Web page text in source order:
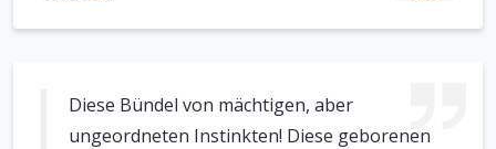
Diese Bündel von mächtigen, aber
ungeordneten Instinkten! Diese geborenen